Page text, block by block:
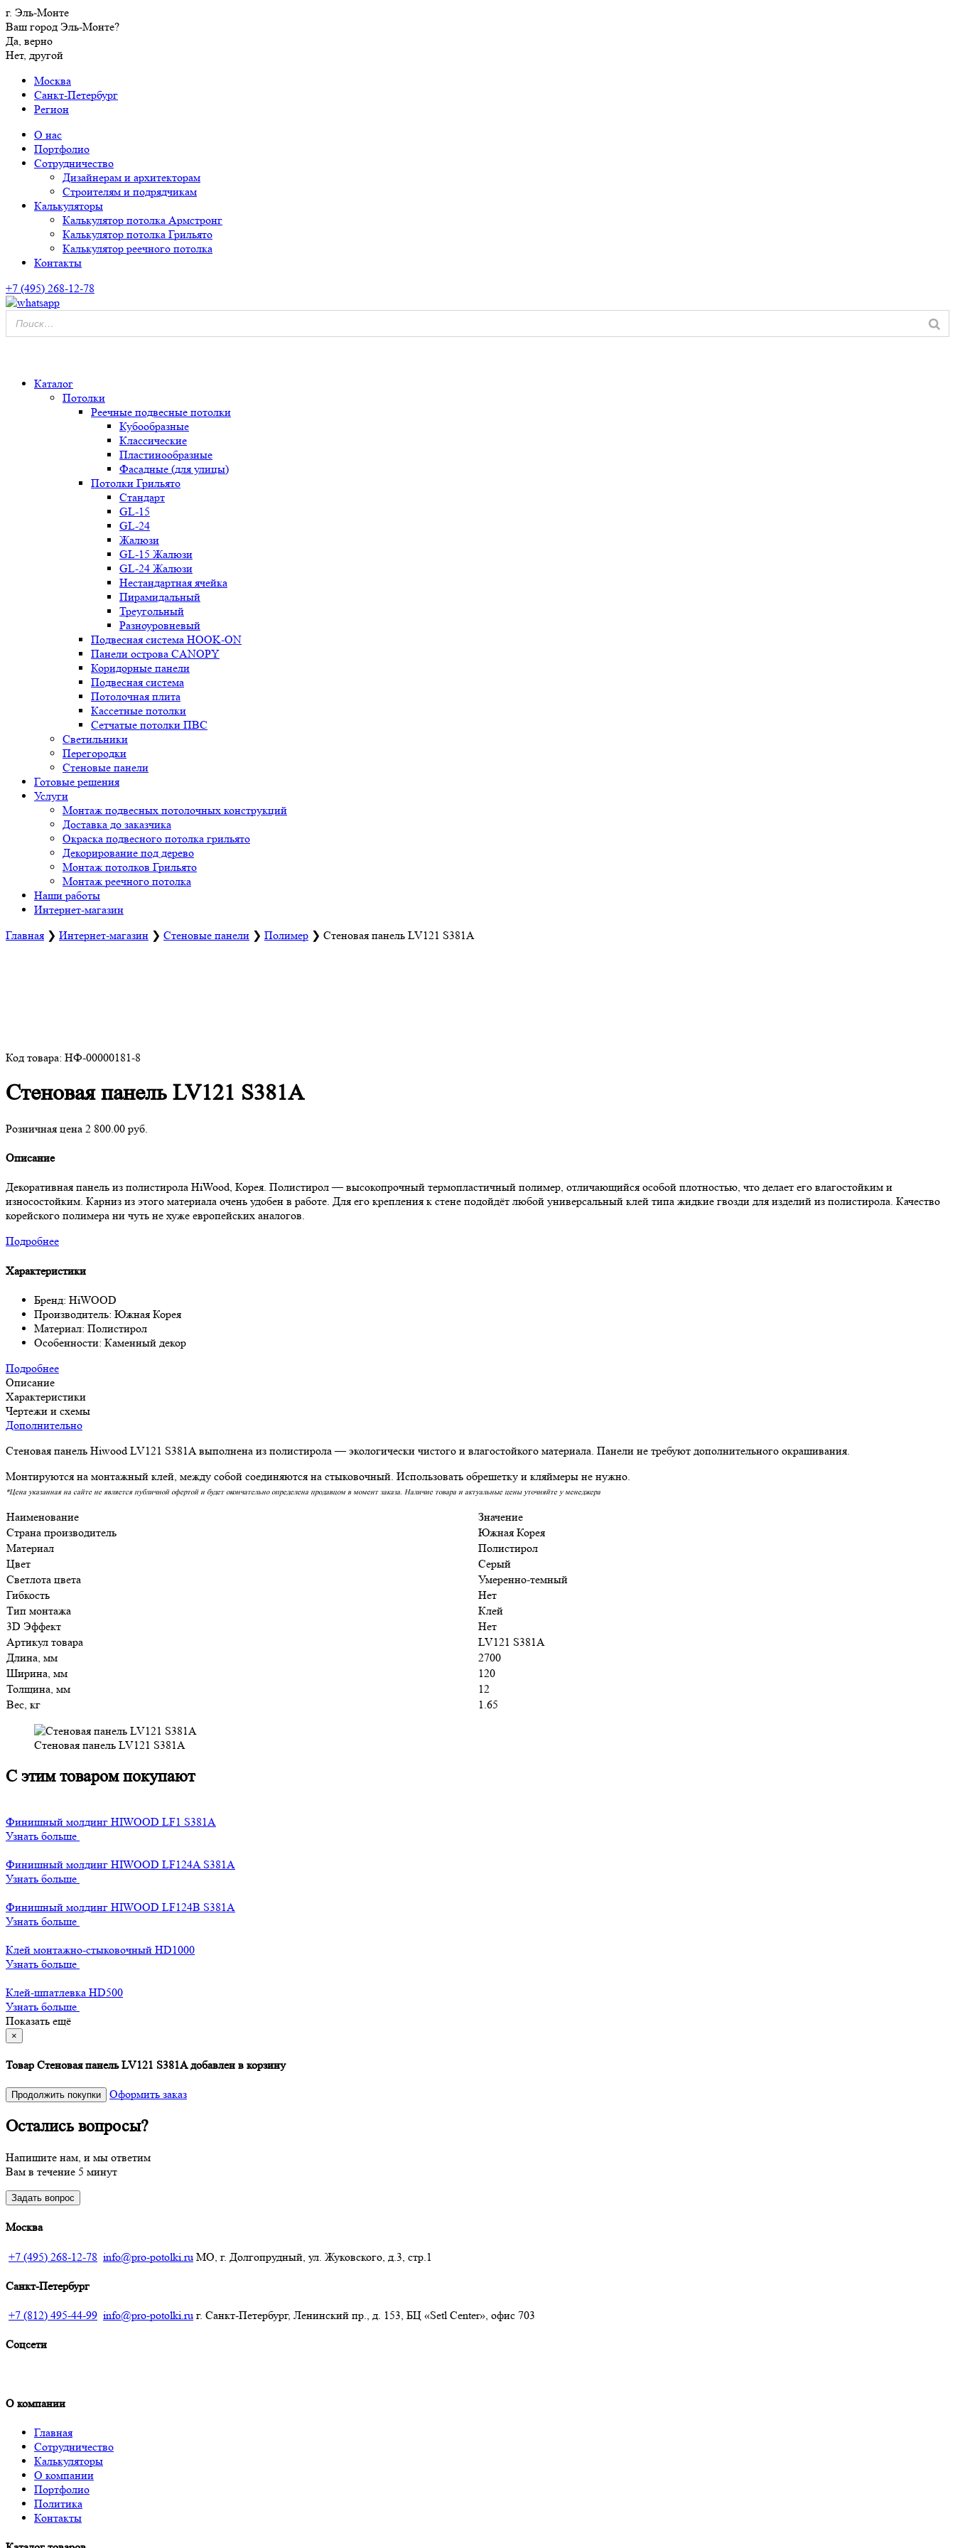
г. Эль-Монте
Ваш город Эль-Монте?
Да, верно
Нет, другой
Москва
Санкт-Петербург
Регион
О нас
Портфолио
Сотрудничество
Дизайнерам и архитекторам
Строителям и подрядчикам
Калькуляторы
Калькулятор потолка Армстронг
Калькулятор потолка Грильято
Калькулятор реечного потолка
Контакты
+7 (495) 268-12-78
Каталог
Потолки
Реечные подвесные потолки
Кубообразные
Классические
Пластинообразные
Фасадные (для улицы)
Потолки Грильято
Стандарт
GL-15
GL-24
Жалюзи
GL-15 Жалюзи
GL-24 Жалюзи
Нестандартная ячейка
Пирамидальный
Треугольный
Разноуровневый
Подвесная система HOOK-ON
Панели острова CANOPY
Коридорные панели
Подвесная система
Потолочная плита
Кассетные потолки
Сетчатые потолки ПВС
Светильники
Перегородки
Стеновые панели
Готовые решения
Услуги
Монтаж подвесных потолочных конструкций
Доставка до заказчика
Окраска подвесного потолка грильято
Декорирование под дерево
Монтаж потолков Грильято
Монтаж реечного потолка
Наши работы
Интернет-магазин
Главная ❯ Интернет-магазин ❯ Стеновые панели ❯ Полимер ❯ Стеновая панель LV121 S381A
Код товара: НФ-00000181-8
Стеновая панель LV121 S381A
Розничная цена 2 800.00 руб.
Описание
Декоративная панель из полистирола HiWood, Корея. Полистирол — высокопрочный термопластичный полимер, отличающийся особой плотностью, что делает его влагостойким и
износостойким. Карниз из этого материала очень удобен в работе. Для его крепления к стене подойдёт любой универсальный клей типа жидкие гвозди для изделий из полистирола. Качество
корейского полимера ни чуть не хуже европейских аналогов.
Подробнее
Характеристики
Бренд: HiWOOD
Производитель: Южная Корея
Материал: Полистирол
Особенности: Каменный декор
Подробнее
Описание
Характеристики
Чертежи и схемы
Дополнительно
Стеновая панель Hiwood LV121 S381A выполнена из полистирола — экологически чистого и влагостойкого материала. Панели не требуют дополнительного окрашивания.
Монтируются на монтажный клей, между собой соединяются на стыковочный. Использовать обрешетку и кляймеры не нужно.
*Цена указанная на сайте не является публичной офертой и будет окончательно определена продавцом в момент заказа. Наличие товара и актуальные цены уточняйте у менеджера
Наименование
Значение
Страна производитель
Южная Корея
Материал
Полистирол
Цвет
Серый
Светлота цвета
Умеренно-темный
Гибкость
Нет
Тип монтажа
Клей
3D Эффект
Нет
Артикул товара
LV121 S381A
Длина, мм
2700
Ширина, мм
120
Толщина, мм
12
Вес, кг
1.65
Стеновая панель LV121 S381A
С этим товаром покупают
Финишный молдинг HIWOOD LF1 S381A
Узнать больше
Финишный молдинг HIWOOD LF124A S381A
Узнать больше
Финишный молдинг HIWOOD LF124B S381A
Узнать больше
Клей монтажно-стыковочный HD1000
Узнать больше
Клей-шпатлевка HD500
Узнать больше
Показать ещё
×
Товар Стеновая панель LV121 S381A добавлен в корзину
Продолжить покупки Оформить заказ
Остались вопросы?
Напишите нам, и мы ответим
Вам в течение 5 минут
Задать вопрос
Москва
+7 (495) 268-12-78 info@pro-potolki.ru МО, г. Долгопрудный, ул. Жуковского, д.3, стр.1
Санкт-Петербург
+7 (812) 495-44-99 info@pro-potolki.ru г. Санкт-Петербург, Ленинский пр., д. 153, БЦ «Setl Center», офис 703
Соцсети
О компании
Главная
Сотрудничество
Калькуляторы
О компании
Портфолио
Политика
Контакты